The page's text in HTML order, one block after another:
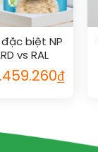
biệt NP
vs RAL
1.459.260₫Giá
hiện